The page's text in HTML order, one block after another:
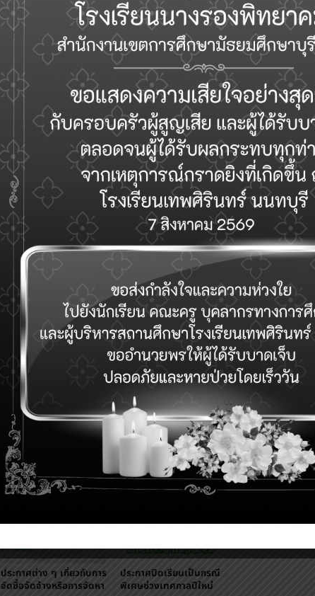
ประกาศต่าง ๆ เกี่ยวกับการ
จัดซื้อจัดจ้างหรือการจัดหา
ประกาศปิดเรียนเป็นกรณี
พิเศษช่วงเทศกาลปีใหม่